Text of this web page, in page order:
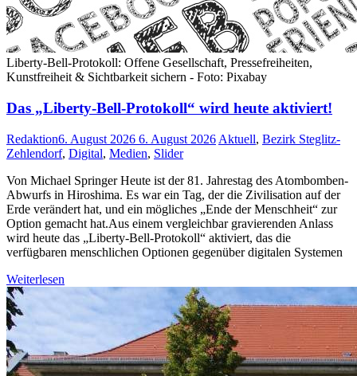
Liberty-Bell-Protokoll: Offene Gesellschaft, Pressefreiheiten,
Kunstfreiheit & Sichtbarkeit sichern - Foto: Pixabay
Das „Liberty-Bell-Protokoll“ wird heute aktiviert!
Redaktion6. August 2026 6. August 2026 Aktuell, Bezirk Steglitz-
Zehlendorf, Digital, Medien, Slider
Von Michael Springer Heute ist der 81. Jahrestag des Atombomben-
Abwurfs in Hiroshima. Es war ein Tag, der die Zivilisation auf der
Erde verändert hat, und ein mögliches „Ende der Menschheit“ zur
Option gemacht hat.Aus einem vergleichbar gravierenden Anlass
wird heute das „Liberty-Bell-Protokoll“ aktiviert, das die
verfügbaren menschlichen Optionen gegenüber digitalen Systemen
Weiterlesen